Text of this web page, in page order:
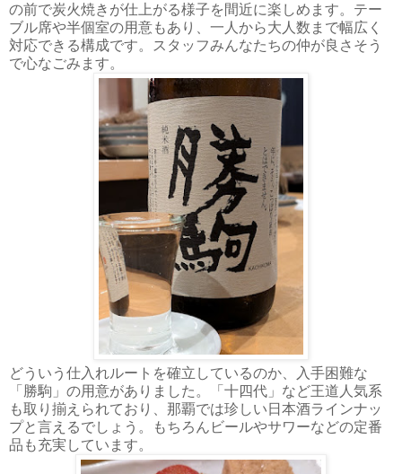
の前で炭火焼きが仕上がる様子を間近に楽しめます。テー
ブル席や半個室の用意もあり、一人から大人数まで幅広く
対応できる構成です。スタッフみんなたちの仲が良さそう
で心なごみます。
どういう仕入れルートを確立しているのか、入手困難な
「勝駒」の用意がありました。「十四代」など王道人気系
も取り揃えられており、那覇では珍しい日本酒ラインナッ
プと言えるでしょう。もちろんビールやサワーなどの定番
品も充実しています。